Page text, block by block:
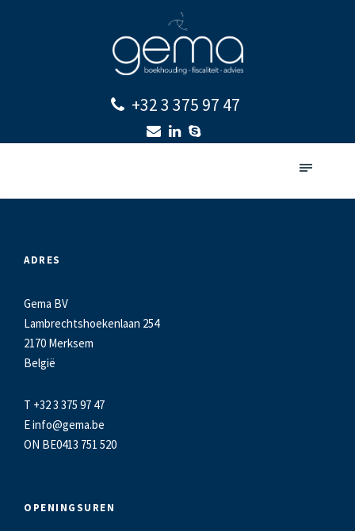
+32 3 375 97 47
ADRES
Gema BV
Lambrechtshoekenlaan 254
2170 Merksem
België
T +32 3 375 97 47
Einfo@gema.be
ON BE0413 751 520
OPENINGSUREN